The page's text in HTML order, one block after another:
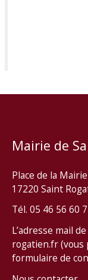
Mairie de
Place de la Mairie
17220 Saint
Tél. 05 46 56 60
L’adresse mail
rogatien.fr (vous
formulaire de